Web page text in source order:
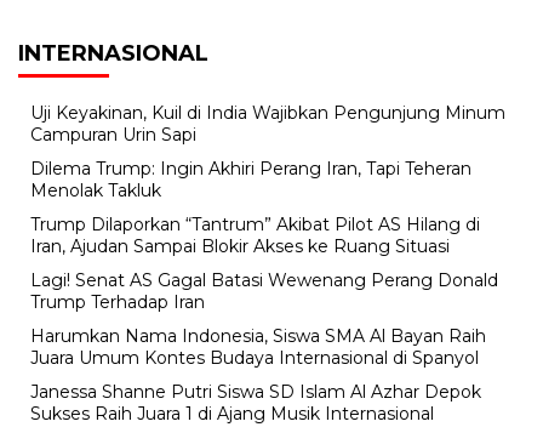
INTERNASIONAL
Uji Keyakinan, Kuil di India Wajibkan Pengunjung Minum
Campuran Urin Sapi
Dilema Trump: Ingin Akhiri Perang Iran, Tapi Teheran
Menolak Takluk
Trump Dilaporkan “Tantrum” Akibat Pilot AS Hilang di
Iran, Ajudan Sampai Blokir Akses ke Ruang Situasi
Lagi! Senat AS Gagal Batasi Wewenang Perang Donald
Trump Terhadap Iran
Harumkan Nama Indonesia, Siswa SMA Al Bayan Raih
Juara Umum Kontes Budaya Internasional di Spanyol
Janessa Shanne Putri Siswa SD Islam Al Azhar Depok
Sukses Raih Juara 1 di Ajang Musik Internasional